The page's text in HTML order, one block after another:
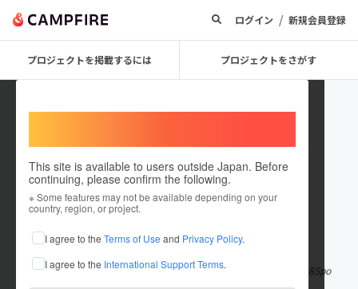
ログイン / 新規会員登録
プロジェクトを掲載するには プロジェクトをさがす
This site is available to users outside Japan. Before
continuing, please confirm the following.
※ Some features may not be available depending on your
country, region, or project.
I agree to the Terms of Use and Privacy Policy.
I agree to the International Support Terms.
rs8club
在住国：日本
出身国：日本
RS8 là một trang web cá cược trực tuyến uy tín tại Việt Nam. RS8Spo
rt cung cấp các dịch vụ もっと見る